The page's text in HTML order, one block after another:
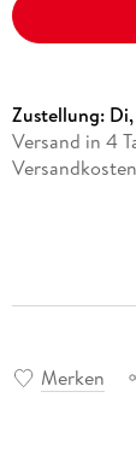
Zustellung:
Versand in 4
Merken